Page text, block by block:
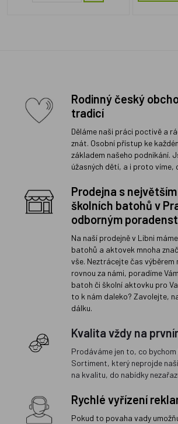
Rodinný český
tradicí
Děláme naši práci poctivě a
znát. Osobní přístup ke
základem našeho podnikání.
úžasných dětí, a i proto víme,
Prodejna s
školních batohů v
odborným
Na naší prodejně v Libni
batohů a aktovek mnoha
vše. Neztrácejte čas
rovnou za námi, poradíme
batoh či školní aktovku pro
to k nám daleko? Zavolejte,
dálku.
Kvalita vždy na
Prodáváme jen to, co
Sortiment, který neprojde
na kvalitu, do nabídky
Rychlé vyřízení
Pokud to povaha vady